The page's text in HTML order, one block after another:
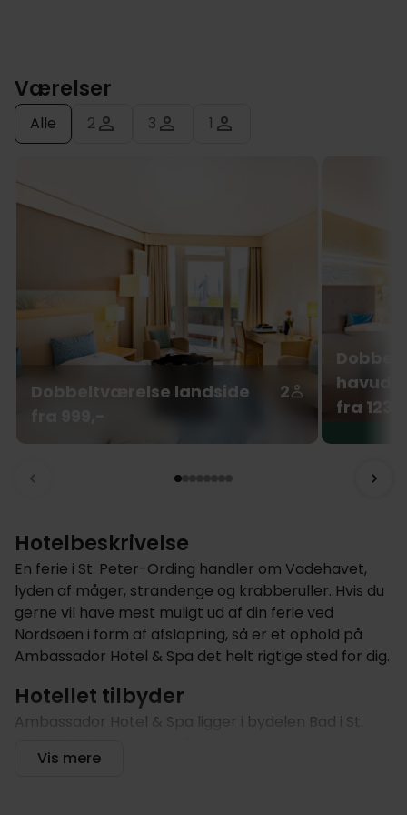
Værelser
Alle 2 3 1
Dobbeltværelse landside
2
fra
Hotelbeskrivelse
En ferie i St. Peter-Ording handler om Vadehavet,
lyden af måger, strandenge og krabberuller. Hvis du
gerne vil have mest muligt ud af din ferie ved
Nordsøen i form af afslapning, så er et ophold på
Ambassador Hotel & Spa det helt rigtige sted for dig.
Hotellet tilbyder
Ambassador Hotel & Spa ligger i bydelen Bad i St.
strandpromenade og kun få skridt fra stranden. Den
Vis mere